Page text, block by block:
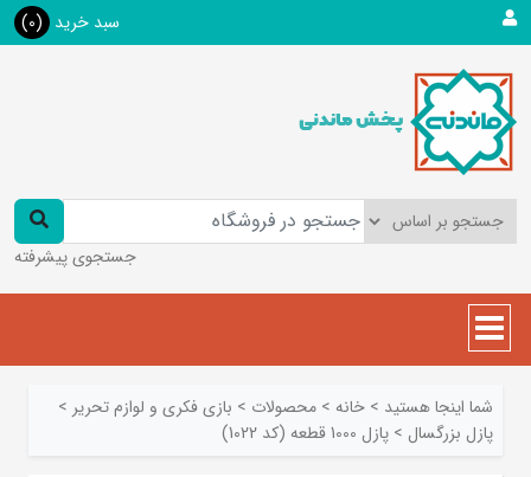
سبد خرید (0)
جستجوی پیشرفته
شما اینجا هستید > خانه > محصولات > بازی فکری و لوازم تحریر >
پازل بزرگسال > پازل 1000 قطعه (کد 1022)